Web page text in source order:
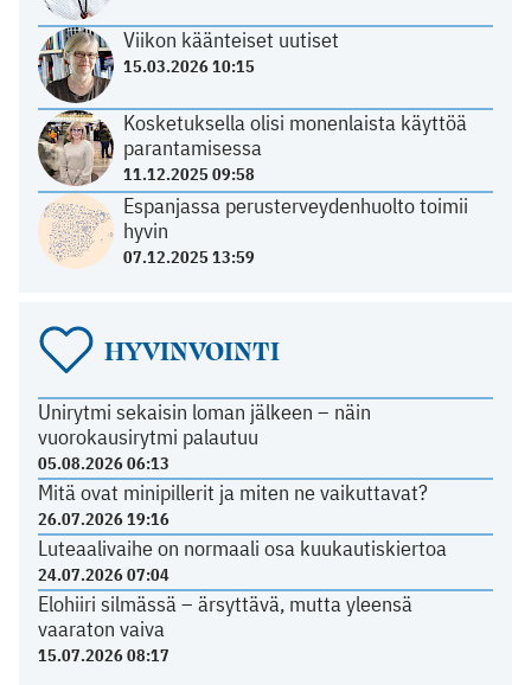
Viikon käänteiset uutiset
15.03.2026 10:15
Kosketuksella olisi monenlaista käyttöä
parantamisessa
11.12.2025 09:58
Espanjassa perusterveydenhuolto toimii
hyvin
07.12.2025 13:59
HYVINVOINTI
Unirytmi sekaisin loman jälkeen – näin
vuorokausirytmi palautuu
05.08.2026 06:13
Mitä ovat minipillerit ja miten ne vaikuttavat?
26.07.2026 19:16
Luteaalivaihe on normaali osa kuukautiskiertoa
24.07.2026 07:04
Elohiiri silmässä – ärsyttävä, mutta yleensä
vaaraton vaiva
15.07.2026 08:17